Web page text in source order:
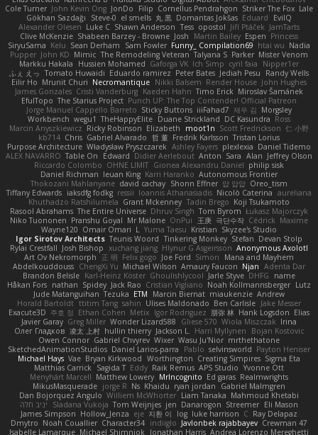
Cole Turner John Kevin Ong JonDo Filip Cornellus Pendrahgon Striker The Fox Lale
Gökhan Sazdağı
Steve-0 el smells 丸 黒 Domantas Jokšas Eduard
EvilQ
Alexander Olesen Luke C Shawn Anderson Tess opostol Jiří Ptáček JamTarts
Clive McKenzie Shabeen Barzey - Browne Josh Martin Bailey Espen Princess
SiryuSama Kelu Sean Derham Sam Fowler Funny_ Compilation69 htai wu Nadia
Pupper John KD Mimic The Remodeling Veteran Talyana S Parker Mister Venom
Markku Hakala
Hussien Mohamed Gaforga VK Ich Simp cyril faia
Nipper1er
ふぇ えっ Tomato Huwaidi Eduardo ramirez Peter Bates Jediah Pesu
Randy Wells
Eilir Ho Mrunit Churi Necromantique Nikki Balsem Render House John Hughes
James Gonzales Cristi Vanderburg Kaeden Hahn Timo Erick Miroslav Šamánek
EfulTopo The Starius Project Punch UP: The Top Contender! Official Patreon
Jorge Manuel Cappello Barreto Sticky Buttons iiiFahad7 재우 김 Morgsley
Workbench wegu1 TheHappyElite Duane Strickland DC Kasundra Ross
Marcin Anyszkiewicz Ricky Robinson Elizabeth moot1n Scott Fredrickson 仁 小野
kb714 Chris Gabriel Alvarado 哲 董 Fredrik Karlsson Tristan Lorius
Purpose Architecture Władysław Pryszczarek Ashley Fayers plexlexia Daniel Tidemo
ALEX NAVARRO Table On Edward Didier Aerlebout Anton Sara Alan Jeffrey Olson
Riccardo Colombo OHNE LIMIT Gionea Alexandru Daniel philip sisk
Daniel Richman Ieuan King Karri Haranko Autonomous Frontier
Thokozani Mahlanyane david cachay Shonn Effner 얍 얍얍 Oreo_tism
Tiffany Edwards iaksdfg fodkg ressii Ioannis Athanasiadis Nicolò Caterina aureliana
Khuthadzo Ratshilumela Grant Mckenney Tadin Brego Koji Tsukamoto
Rasool Abrahams The Entire Universe Dhruv Singh Tom Byrom Łukasz Majorczyk
Niko Tuononen Pranshu Goyal Mr Malone OnPui 王庚 극단수작 Cédrick Maxime
Wayne120 Omair Omari L Yuma Taesu Kristian Skyzee's Studio
Igor Sirotov Architects Teunis Woord Tinkering Monkey Stefan Devan Stolp
Rylai Crestfall Josh Bishop xuchang jiang Hlynur G Asgeirsson Anonymous Axolotl
Art Ov Nekromorph
正 明 Felix gogo Joe Ford Simon
Mana and Mayhem
Abdelkouddouss ChengXi Yu Michael Wilson Amaury Faucon Njan Adenta Dar
Brandon Belisle Karl-Heinz Köster Ghoulishlycool Jarle Styve DHFG
name
Håkan Fors nathan Spidey Jack Rao Cristian Vigliano Noah Kollmannsberger Lutz
Jude Matanguihan Tezuka ETM Marcin Biernat miaukenzie Andrew
Horald Bartoldt ttitim Tang sahin Ulises Maldonado Ben Carlisle Jake Messer
Exacute3D 주호 정 Ethan Cohen Metix Igor Rodriguez 朋弥 林 Hank Logsdon Elias
Javier Garay Greg Miller Wonder Lizard588 Gliese 570 Wiola Miszczak Irina
Олег Гладков 凌太 上村 hullin thierry Jackson L. Harri Myllynen
Bojan Kostovic
Owen Connor Gabriel Chvyrev Wixer Wasu Ju'Nior mrthethatone
SketchedAnimationStudios Daniel Larios-parra Pablo selvinsworld Payton Heniser
Michael Hays Vae Bryan Kirkwood Worthington Creating Simpires Sigma Eta
Matthias Carrick Sagida T Eddy Raik Remus APS Studio Yvonne Ott
Menyhárt Marcell Matthew Lowery MrIncognito Ed garas Realmwrights
MikusMasquerade jorge R Ns Khaidu ryan jordan
Gabriel Malmgren
Dan Bojorquez Angulo Williem McWhorter Liam Tanaka Mahmoud Khetabi
יניב חלה
Sladana Vukoja Tom Weijnjes jen Danarogon Streemer Eli Mason
James Simpson Hollow_Jenza eje 지환 이 log luke harrison C Ray Delapaz
Dmytro Noah Couallier Character34 indiiglo Javlonbek rajabbayev Crewman 47
Isabelle Lamarque Michael Shimniok Jonathan Harris Andrea Lorenzo Mereghetti